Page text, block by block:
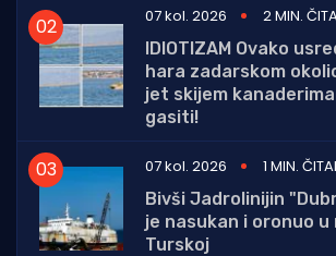
07 kol. 2026
2 MIN.
IDIOTIZAM Ovako
hara zadarskom
jet skijem
gasiti!
07 kol. 2026
1 MIN.
Bivši Jadrolinijin
je nasukan i oronuo
Turskoj